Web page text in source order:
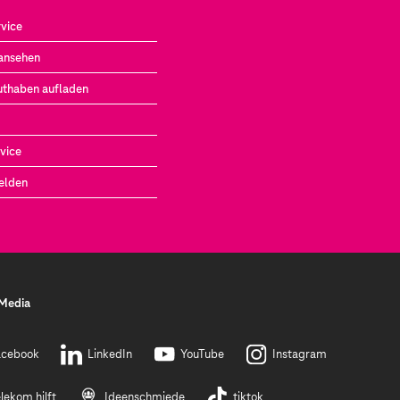
aufladen
LinkedIn YouTube Instagram
hilft Ideenschmiede tiktok